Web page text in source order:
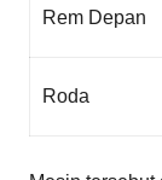
Rem Depan
Roda